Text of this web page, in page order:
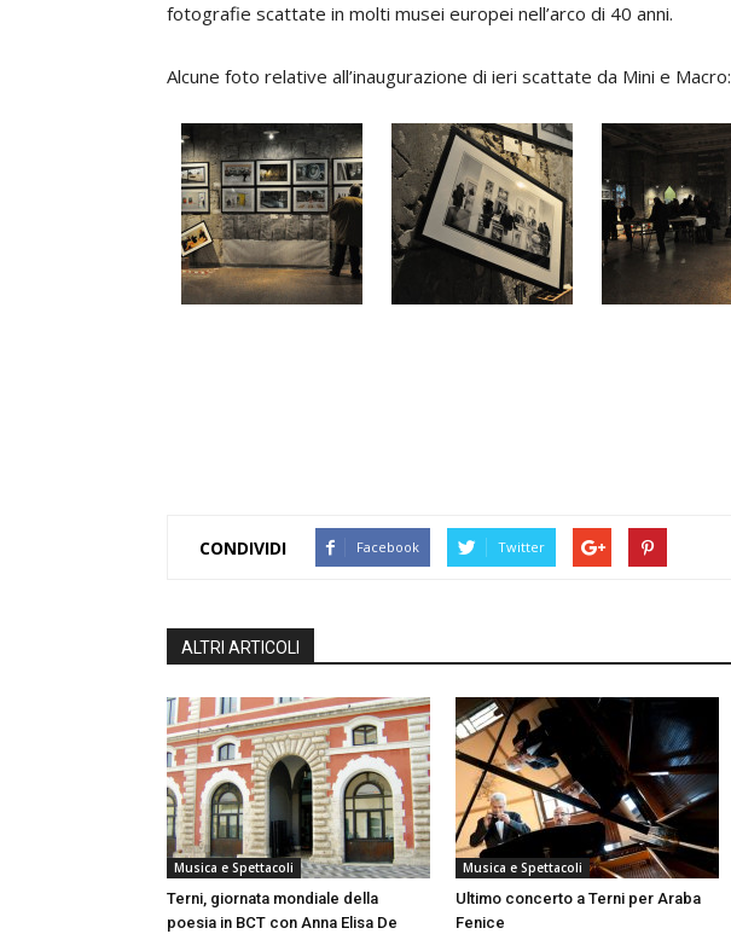
fotografie scattate in molti musei europei nell’arco di 40 anni.
Alcune foto relative all’inaugurazione di ieri scattate da Mini e Macro:
CONDIVIDI Facebook Twitter
ALTRI ARTICOLI
Musica e Spettacoli
Terni, giornata mondiale della
poesia in BCT con Anna Elisa De
Musica e Spettacoli
Ultimo concerto a Terni per Araba
Fenice